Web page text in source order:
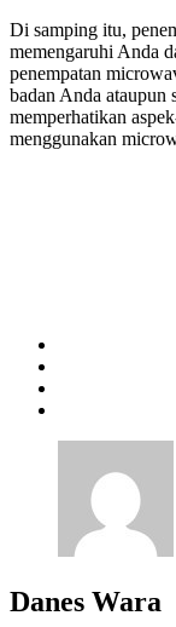
Di samping itu,
memengaruhi Anda
penempatan
badan Anda ataupun
memperhatikan
menggunakan
Danes Wara